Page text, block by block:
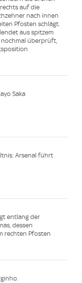
auf die
nach innen
Pfosten schlägt.
aus spitzem
nochmal überprüft,
Saka
Arsenal führt
entlang der
dessen
rechten Pfosten